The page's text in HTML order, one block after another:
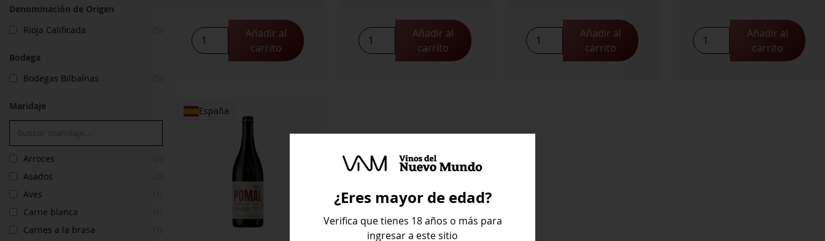
La
Vicalanda
cantidad
Añadir al
carrito
La
Vicalanda
Añadir al
carrito
Viña
Pomal
Añadir al
carrito
Viña
Pomal
Añadir al
carrito
España
Denominación de Origen
Rioja Calificada
Bodega
Bodegas Bilbaínas
Maridaje
Arroces
Asados
Aves
Carne blanca
Carnes a la brasa
¿Eres mayor de edad?
Verifica que tienes 18 años o más para
ingresar a este sitio